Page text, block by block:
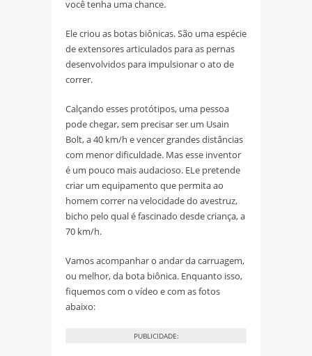
você tenha uma chance.
Ele criou as botas biônicas. São uma espécie
de extensores articulados para as pernas
desenvolvidos para impulsionar o ato de
correr.
Calçando esses protótipos, uma pessoa
pode chegar, sem precisar ser um Usain
Bolt, a 40 km/h e vencer grandes distâncias
com menor dificuldade. Mas esse inventor
é um pouco mais audacioso. ELe pretende
criar um equipamento que permita ao
homem correr na velocidade do avestruz,
bicho pelo qual é fascinado desde criança, a
70 km/h.
Vamos acompanhar o andar da carruagem,
ou melhor, da bota biônica. Enquanto isso,
fiquemos com o vídeo e com as fotos
abaixo:
PUBLICIDADE: